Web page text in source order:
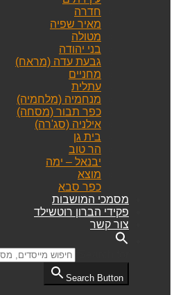
חדרה
מאיר שפיה
מטולה
בני יהודה
גבעת עדה (מראח)
מחניים
עתלית
מנחמיה (מלחמיה)
כפר תבור (מסחה)
אילניה (סג'רה)
בית גן
הר טוב
יבנאל – ימה
מוצא
כפר סבא
מסמכי המושבות
פקידי הברון רוטשילד
צור קשר
Search Button